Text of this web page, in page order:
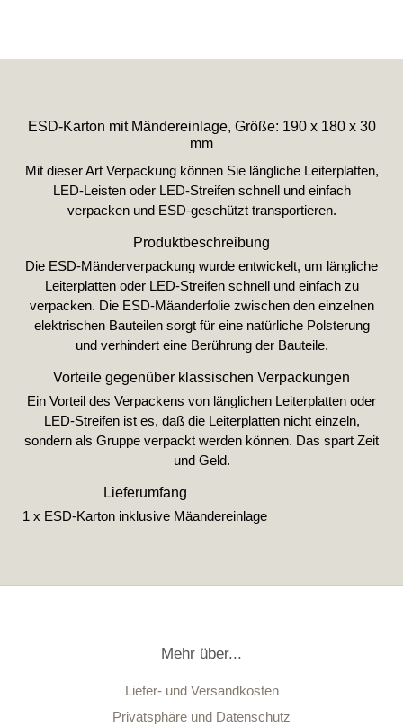
ESD-Karton mit Mändereinlage, Größe: 190 x 180 x 30
mm
Mit dieser Art Verpackung können Sie längliche Leiterplatten,
LED-Leisten oder LED-Streifen schnell und einfach
verpacken und ESD-geschützt transportieren.
Produktbeschreibung
Die ESD-Mänderverpackung wurde entwickelt, um längliche
Leiterplatten oder LED-Streifen schnell und einfach zu
verpacken. Die ESD-Mäanderfolie zwischen den einzelnen
elektrischen Bauteilen sorgt für eine natürliche Polsterung
und verhindert eine Berührung der Bauteile.
Vorteile gegenüber klassischen Verpackungen
Ein Vorteil des Verpackens von länglichen Leiterplatten oder
LED-Streifen ist es, daß die Leiterplatten nicht einzeln,
sondern als Gruppe verpackt werden können. Das spart Zeit
und Geld.
Lieferumfang
1 x ESD-Karton inklusive Mäandereinlage
Mehr über...
Liefer- und Versandkosten
Privatsphäre und Datenschutz